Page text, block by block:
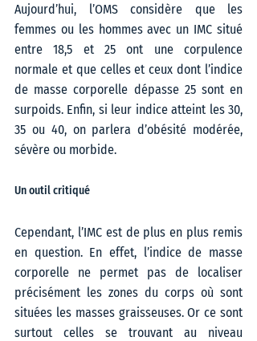
Aujourd’hui, l’OMS considère que les
femmes ou les hommes avec un IMC situé
entre 18,5 et 25 ont une corpulence
normale et que celles et ceux dont l’indice
de masse corporelle dépasse 25 sont en
surpoids. Enfin, si leur indice atteint les 30,
35 ou 40, on parlera d’obésité modérée,
sévère ou morbide.
Un outil critiqué
Cependant, l’IMC est de plus en plus remis
en question. En effet, l’indice de masse
corporelle ne permet pas de localiser
précisément les zones du corps où sont
situées les masses graisseuses. Or ce sont
surtout celles se trouvant au niveau